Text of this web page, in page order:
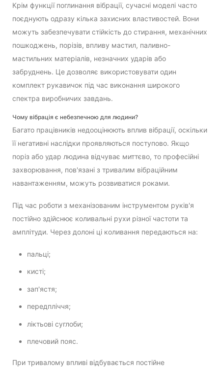
Крім функції поглинання вібрації, сучасні моделі часто
поєднують одразу кілька захисних властивостей. Вони
можуть забезпечувати стійкість до стирання, механічних
пошкоджень, порізів, впливу мастил, паливно-
мастильних матеріалів, незначних ударів або
забруднень. Це дозволяє використовувати один
комплект рукавичок під час виконання широкого
спектра виробничих завдань.
Чому вібрація є небезпечною для людини?
Багато працівників недооцінюють вплив вібрації, оскільки
її негативні наслідки проявляються поступово. Якщо
поріз або удар людина відчуває миттєво, то професійні
захворювання, пов'язані з тривалим вібраційним
навантаженням, можуть розвиватися роками.
Під час роботи з механізованим інструментом руків'я
постійно здійснює коливальні рухи різної частоти та
амплітуди. Через долоні ці коливання передаються на:
пальці;
кисті;
зап'ястя;
передпліччя;
ліктьові суглоби;
плечовий пояс.
При тривалому впливі відбувається постійне